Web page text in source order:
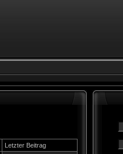
Letzter Beitrag